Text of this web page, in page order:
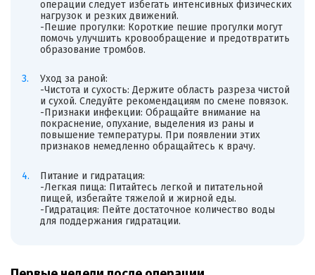
операции следует избегать интенсивных физических
нагрузок и резких движений.
-Пешие прогулки: Короткие пешие прогулки могут
помочь улучшить кровообращение и предотвратить
образование тромбов.
Уход за раной:
-Чистота и сухость: Держите область разреза чистой
и сухой. Следуйте рекомендациям по смене повязок.
-Признаки инфекции: Обращайте внимание на
покраснение, опухание, выделения из раны и
повышение температуры. При появлении этих
признаков немедленно обращайтесь к врачу.
Питание и гидратация:
-Легкая пища: Питайтесь легкой и питательной
пищей, избегайте тяжелой и жирной еды.
-Гидратация: Пейте достаточное количество воды
для поддержания гидратации.